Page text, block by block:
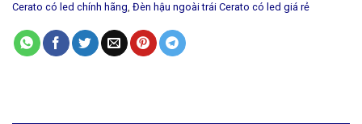
Cerato có led chính hãng, Đèn hậu ngoài trái Cerato có led giá rẻ